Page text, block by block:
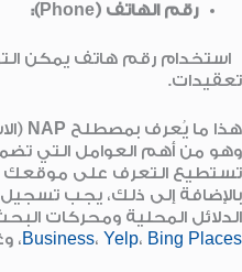
رقم الهاتف (Phone):
استخدام رقم هاتف يمكن
تعقيدات.
هذا ما يُعرف بمصطلح NAP
وهو من أهم العوامل التي
تستطيع التعرف على موقعك
بالإضافة إلى ذلك، يجب
الدلائل المحلية ومحركات
Business، Yelp، Bing Places ،